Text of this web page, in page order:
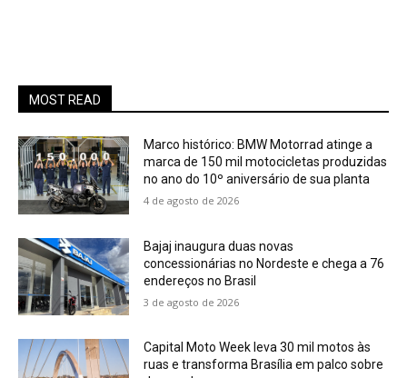
MOST READ
Marco histórico: BMW Motorrad atinge a
marca de 150 mil motocicletas produzidas
no ano do 10º aniversário de sua planta
4 de agosto de 2026
Bajaj inaugura duas novas
concessionárias no Nordeste e chega a 76
endereços no Brasil
3 de agosto de 2026
Capital Moto Week leva 30 mil motos às
ruas e transforma Brasília em palco sobre